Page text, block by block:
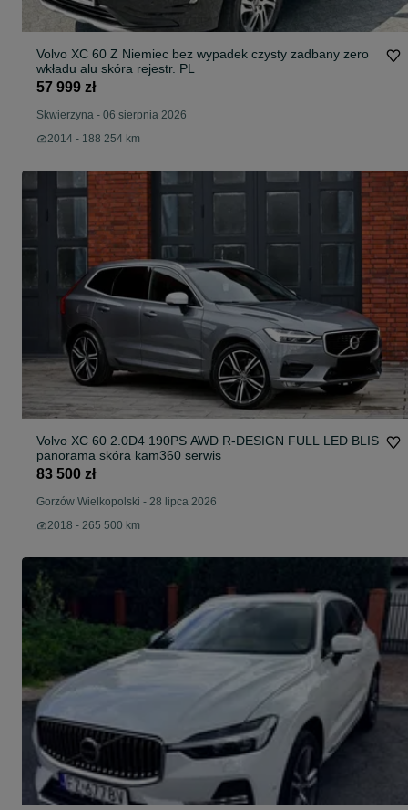
Volvo XC 60 Z Niemiec bez wypadek czysty zadbany zero
wkładu alu skóra rejestr. PL
57 999 zł
Skwierzyna - 06 sierpnia 2026
2014 - 188 254 km
Volvo XC 60 2.0D4 190PS AWD R-DESIGN FULL LED BLIS
panorama skóra kam360 serwis
83 500 zł
Gorzów Wielkopolski - 28 lipca 2026
2018 - 265 500 km